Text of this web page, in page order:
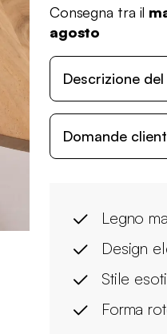
Consegna tra il
agosto
Descrizione
Domande
Legno
Design
Stile
Forma